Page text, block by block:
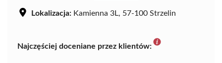
Lokalizacja: Kamienna 3L, 57-100 Strzelin
Najczęściej doceniane przez klientów: